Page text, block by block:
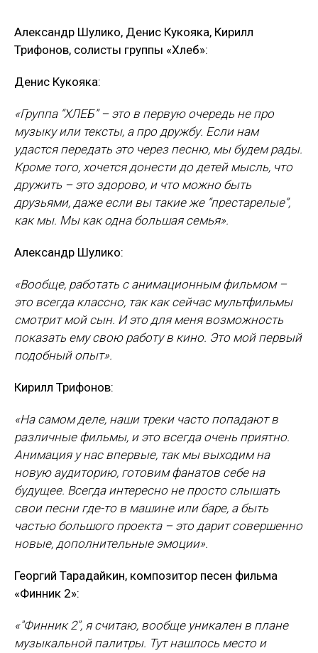
Александр Шулико, Денис Кукояка, Кирилл
Трифонов, солисты группы «Хлеб»:
Денис Кукояка:
«Группа “ХЛЕБ” – это в первую очередь не про
музыку или тексты, а про дружбу. Если нам
удастся передать это через песню, мы будем рады.
Кроме того, хочется донести до детей мысль, что
дружить – это здорово, и что можно быть
друзьями, даже если вы такие же “престарелые”,
как мы. Мы как одна большая семья».
Александр Шулико:
«Вообще, работать с анимационным фильмом –
это всегда классно, так как сейчас мультфильмы
смотрит мой сын. И это для меня возможность
показать ему свою работу в кино. Это мой первый
подобный опыт».
Кирилл Трифонов:
«На самом деле, наши треки часто попадают в
различные фильмы, и это всегда очень приятно.
Анимация у нас впервые, так мы выходим на
новую аудиторию, готовим фанатов себе на
будущее. Всегда интересно не просто слышать
свои песни где-то в машине или баре, а быть
частью большого проекта – это дарит совершенно
новые, дополнительные эмоции».
Георгий Тарадайкин, композитор песен фильма
«Финник 2»:
«"Финник 2", я считаю, вообще уникален в плане
музыкальной палитры. Тут нашлось место и